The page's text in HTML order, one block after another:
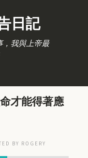
日記
，我與上帝最
才能得著應
BY ROGERY